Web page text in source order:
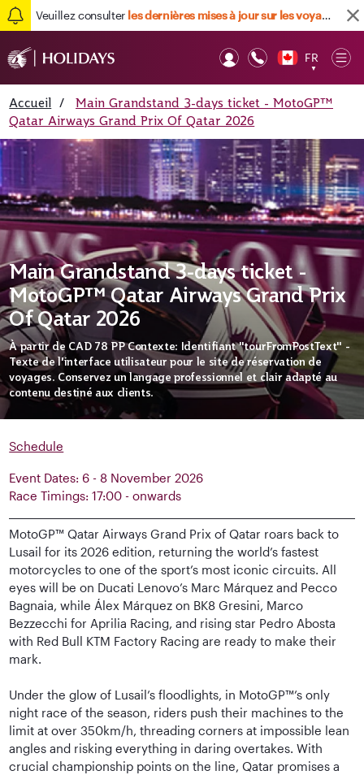
Veuillez consulter les dernières mises à jour sur les voyages ici
FR
▼
Accueil /
Main Grandstand 3-days ticket - MotoGP™
Qatar Airways Grand Prix Of Qatar 2026
Main Grandstand 3-days ticket -
MotoGP™ Qatar Airways Grand Prix
Of Qatar 2026
À partir de CAD 78PP Contexte: Identifiant "tourFromPostText" -
Texte de l'interface utilisateur pour le site de réservation de
voyages. Conservez un langage professionnel et clair adapté au
contenu destiné aux clients.
Schedule
Event Dates: 6 - 8 November 2026
Race Timings: 17:00 - onwards
MotoGP™ Qatar Airways Grand Prix of Qatar roars back to
Lusail for its 2026 edition, returning the world’s fastest
motorcycles to one of the sport’s most iconic circuits. All
eyes will be on Ducati Lenovo’s Marc Márquez and Pecco
Bagnaia, while Álex Márquez on BK8 Gresini, Marco
Bezzecchi for Aprilia Racing, and rising star Pedro Abosta
with Red Bull KTM Factory Racing are ready to make their
mark.
Under the glow of Lusail’s floodlights, in MotoGP™’s only
night race of the season, riders push their machines to the
limit at over 350km/h, threading corners at impossible lean
angles and risking everything in daring overtakes. With
crucial championship points on the line, Qatar promises a